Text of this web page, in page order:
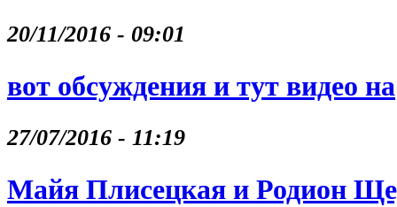
20/11/2016 - 09:01
вот обсуждения и тут видео на
27/07/2016 - 11:19
Майя Плисецкая и Родион